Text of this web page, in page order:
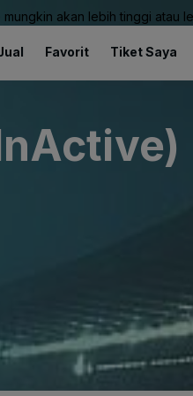
akan lebih tinggi atau
Favorit Tiket Saya